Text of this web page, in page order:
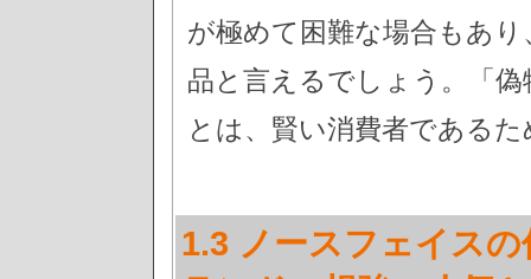
が極めて困難な場合もあ
品と言えるでしょう。「
とは、賢い消費者である
1.3 ノースフェイス